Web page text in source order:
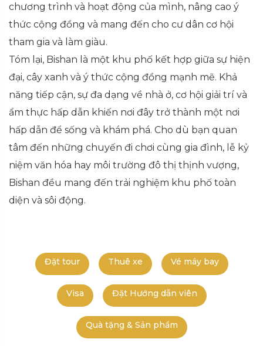
chương trình và hoạt động của mình, nâng cao ý
thức cộng đồng và mang đến cho cư dân cơ hội
tham gia và làm giàu.
Tóm lại, Bishan là một khu phố kết hợp giữa sự hiện
đại, cây xanh và ý thức cộng đồng mạnh mẽ. Khả
năng tiếp cận, sự đa dạng về nhà ở, cơ hội giải trí và
ẩm thực hấp dẫn khiến nơi đây trở thành một nơi
hấp dẫn để sống và khám phá. Cho dù bạn quan
tâm đến những chuyến đi chơi cùng gia đình, lễ kỷ
niệm văn hóa hay môi trường đô thị thịnh vượng,
Bishan đều mang đến trải nghiệm khu phố toàn
diện và sôi động.
Đặt tour Thuê xe Vé máy bay
Visa Đặt Hướng dẫn viên
Quà tặng & Sản phẩm